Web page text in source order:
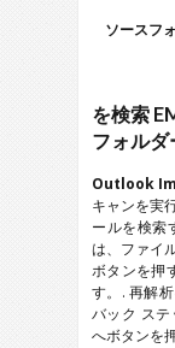
ソースフ
を検索
フォルダ
Outlook
キャンを実
ールを検索
は、ファイ
ボタンを押
す。. 再解
バック ス
へボタンを